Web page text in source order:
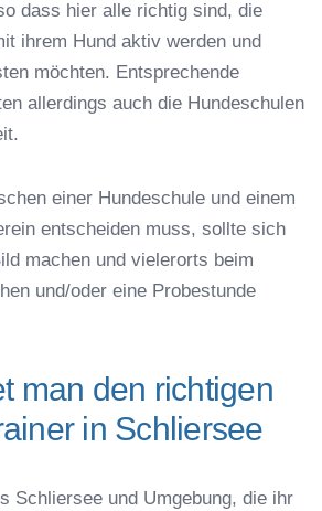
dass hier alle richtig sind, die
ihrem Hund aktiv werden und
möchten. Entsprechende
allerdings auch die Hundeschulen
einer Hundeschule und einem
entscheiden muss, sollte sich
machen und vielerorts beim
und/oder eine Probestunde
man den richtigen
in Schliersee
Schliersee und Umgebung, die ihr